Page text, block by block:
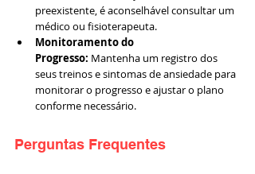
preexistente, é aconselhável consultar um
médico ou fisioterapeuta.
Monitoramento do
Progresso: Mantenha um registro dos
seus treinos e sintomas de ansiedade para
monitorar o progresso e ajustar o plano
conforme necessário.
Perguntas Frequentes